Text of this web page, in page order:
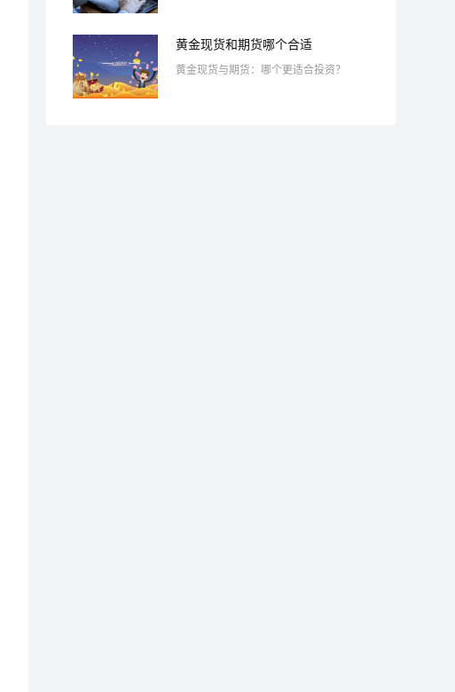
黄金现货和期货哪个合适
黄金现货与期货：哪个更适合投资？